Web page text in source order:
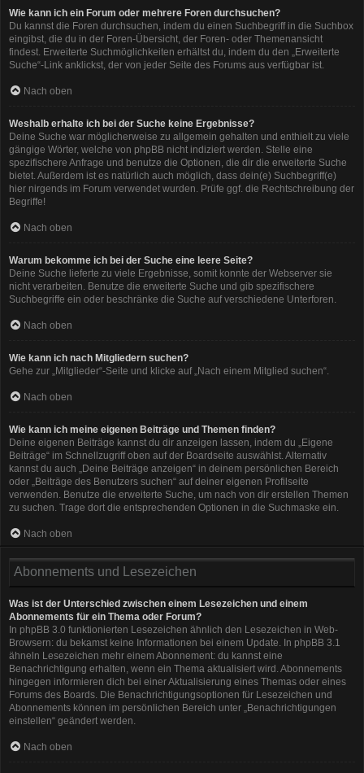
Wie kann ich ein Forum oder mehrere Foren durchsuchen?
Du kannst die Foren durchsuchen, indem du einen Suchbegriff in die Suchbox
eingibst, die du in der Foren-Übersicht, der Foren- oder Themenansicht
findest. Erweiterte Suchmöglichkeiten erhältst du, indem du den „Erweiterte
Suche“-Link anklickst, der von jeder Seite des Forums aus verfügbar ist.
Nach oben
Weshalb erhalte ich bei der Suche keine Ergebnisse?
Deine Suche war möglicherweise zu allgemein gehalten und enthielt zu viele
gängige Wörter, welche von phpBB nicht indiziert werden. Stelle eine
spezifischere Anfrage und benutze die Optionen, die dir die erweiterte Suche
bietet. Außerdem ist es natürlich auch möglich, dass dein(e) Suchbegriff(e)
hier nirgends im Forum verwendet wurden. Prüfe ggf. die Rechtschreibung der
Begriffe!
Nach oben
Warum bekomme ich bei der Suche eine leere Seite?
Deine Suche lieferte zu viele Ergebnisse, somit konnte der Webserver sie
nicht verarbeiten. Benutze die erweiterte Suche und gib spezifischere
Suchbegriffe ein oder beschränke die Suche auf verschiedene Unterforen.
Nach oben
Wie kann ich nach Mitgliedern suchen?
Gehe zur „Mitglieder“-Seite und klicke auf „Nach einem Mitglied suchen“.
Nach oben
Wie kann ich meine eigenen Beiträge und Themen finden?
Deine eigenen Beiträge kannst du dir anzeigen lassen, indem du „Eigene
Beiträge“ im Schnellzugriff oben auf der Boardseite auswählst. Alternativ
kannst du auch „Deine Beiträge anzeigen“ in deinem persönlichen Bereich
oder „Beiträge des Benutzers suchen“ auf deiner eigenen Profilseite
verwenden. Benutze die erweiterte Suche, um nach von dir erstellen Themen
zu suchen. Trage dort die entsprechenden Optionen in die Suchmaske ein.
Nach oben
Abonnements und Lesezeichen
Was ist der Unterschied zwischen einem Lesezeichen und einem
Abonnements für ein Thema oder Forum?
In phpBB 3.0 funktionierten Lesezeichen ähnlich den Lesezeichen in Web-
Browsern: du bekamst keine Informationen bei einem Update. In phpBB 3.1
ähneln Lesezeichen mehr einem Abonnement: du kannst eine
Benachrichtigung erhalten, wenn ein Thema aktualisiert wird. Abonnements
hingegen informieren dich bei einer Aktualisierung eines Themas oder eines
Forums des Boards. Die Benachrichtigungsoptionen für Lesezeichen und
Abonnements können im persönlichen Bereich unter „Benachrichtigungen
einstellen“ geändert werden.
Nach oben